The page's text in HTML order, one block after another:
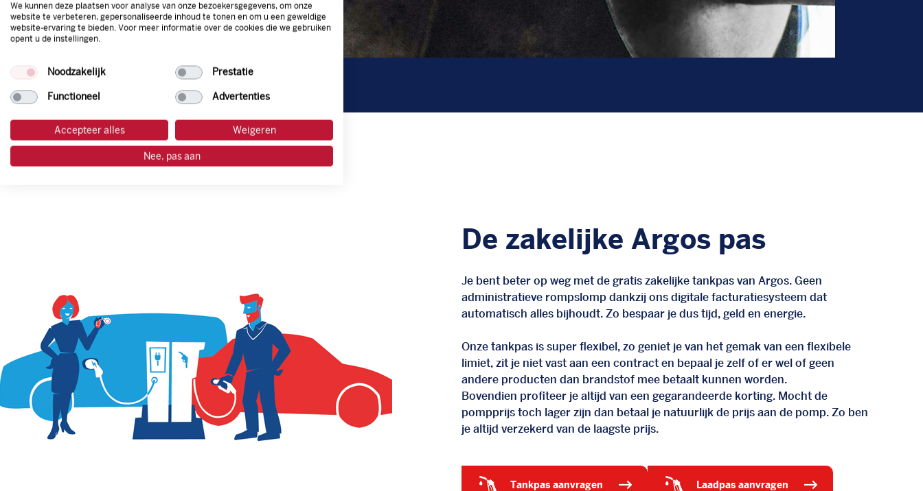
Diesel
De zakelijke Argos pas
Je bent beter op weg met de gratis zakelijke tankpas van Argos. Geen
administratieve rompslomp dankzij ons digitale facturatiesysteem dat
automatisch alles bijhoudt. Zo bespaar je dus tijd, geld en energie.
Onze tankpas is super flexibel, zo geniet je van het gemak van een flexibele
limiet, zit je niet vast aan een contract en bepaal je zelf of er wel of geen
andere producten dan brandstof mee betaalt kunnen worden.
Bovendien profiteer je altijd van een gegarandeerde korting. Mocht de
pompprijs toch lager zijn dan betaal je natuurlijk de prijs aan de pomp. Zo ben
je altijd verzekerd van de laagste prijs.
tankpas aanvragen laadpas aanvragen
We kunnen deze plaatsen voor analyse van onze bezoekersgegevens, om onze
website te verbeteren, gepersonaliseerde inhoud te tonen en om u een geweldige
website-ervaring te bieden. Voor meer informatie over de cookies die we gebruiken
opent u de instellingen.
Noodzakelijk Prestatie
Functioneel Advertenties
Accepteer alles Weigeren
Nee, pas aan